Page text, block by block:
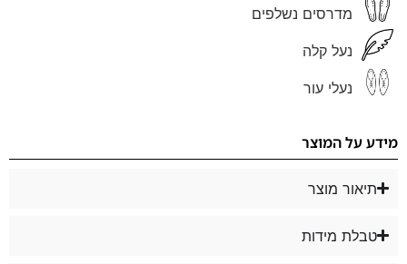
מדרסים נשלפים
נעל קלה
נעלי עור
מידע על המוצר
תיאור מוצר
טבלת מידות